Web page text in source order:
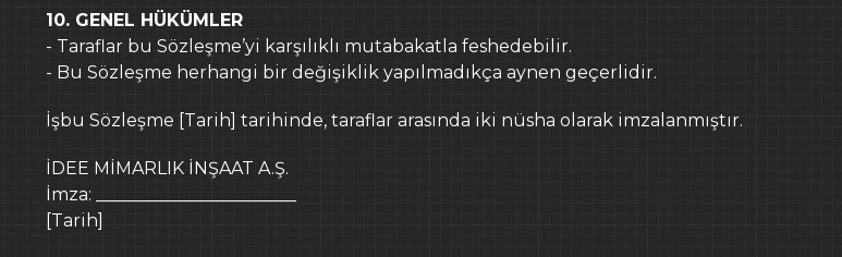
10. GENEL HÜKÜMLER
- Taraflar bu Sözleşme’yi karşılıklı mutabakatla feshedebilir.
- Bu Sözleşme herhangi bir değişiklik yapılmadıkça aynen geçerlidir.
İşbu Sözleşme [Tarih] tarihinde, taraflar arasında iki nüsha olarak imzalanmıştır.
İDEE MİMARLIK İNŞAAT A.Ş.
İmza: _______________________
[Tarih]